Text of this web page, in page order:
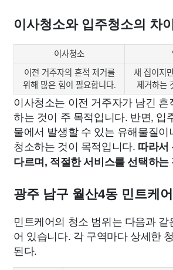
이사청소와 입주청소의 차
이사청소
이전 거주자의 흔적 제거를
위해 많은 힘이 필요합니다.
새 집이지
제거하는
이사청소는 이전 거주자가 남긴 흔
하는 것이 주 목적입니다. 반면, 입
물에서 발생할 수 있는 유해물질이
청소하는 것이 목적입니다. 따라서
다르며, 적절한 서비스를 선택하
광주 남구 월산4동 민트케
민트케어의 청소 범위는 다음과
어 있습니다. 각 구역마다 상세한
된다.